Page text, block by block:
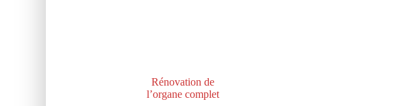
Rénovation de
l’organe complet